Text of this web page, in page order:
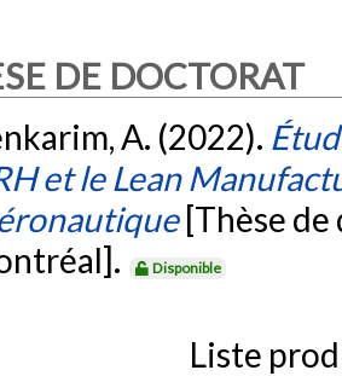
DE DOCTORAT
A. (2022).
et le Lean
[Thèse
Disponible
Liste